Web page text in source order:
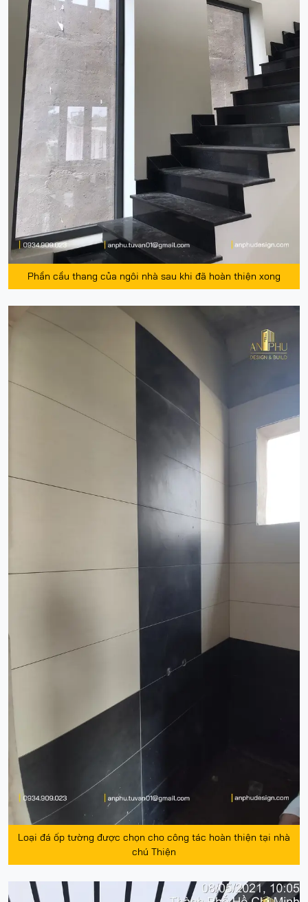
Phần cầu thang của ngôi nhà sau khi đã hoàn thiện xong
Loại đá ốp tường được chọn cho công tác hoàn thiện tại nhà
chú Thiện